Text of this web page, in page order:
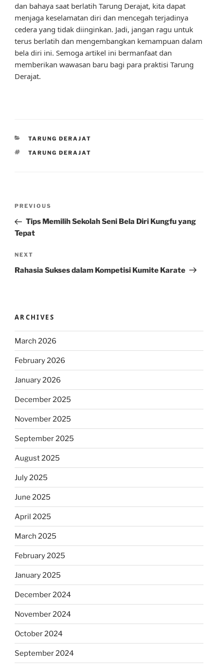
dan bahaya saat berlatih Tarung Derajat, kita dapat
menjaga keselamatan diri dan mencegah terjadinya
cedera yang tidak diinginkan. Jadi, jangan ragu untuk
terus berlatih dan mengembangkan kemampuan dalam
bela diri ini. Semoga artikel ini bermanfaat dan
memberikan wawasan baru bagi para praktisi Tarung
Derajat.
CATEGORIES
TARUNG DERAJAT
TAGS
TARUNG DERAJAT
Previous
Post
PREVIOUS
Tips Memilih Sekolah Seni Bela Diri Kungfu yang
Tepat
Next
Post
NEXT
Rahasia Sukses dalam Kompetisi Kumite Karate
ARCHIVES
March 2026
February 2026
January 2026
December 2025
November 2025
September 2025
August 2025
July 2025
June 2025
April 2025
March 2025
February 2025
January 2025
December 2024
November 2024
October 2024
September 2024